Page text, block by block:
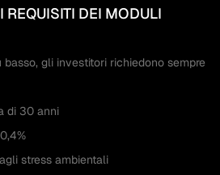
DEI MODULI
basso, gli investitori richiedono sempre
di 30 anni
stress ambientali